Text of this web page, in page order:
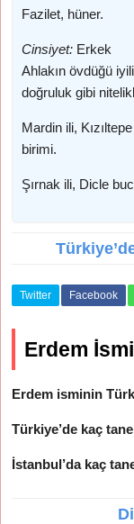
Fazilet, hüner.
Cinsiyet: Erkek
Ahlakın övdüğü
doğruluk gibi
Mardin ili,
birimi.
Şırnak ili, Dicle
Twitter Facebook
Erdem
Erdem isminin
Türkiye’de kaç
İstanbul’da kaç